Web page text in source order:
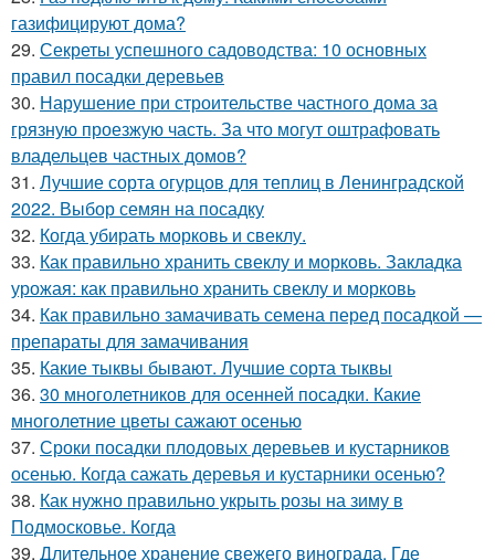
газифицируют дома?
29. Секреты успешного садоводства: 10 основных
правил посадки деревьев
30. Нарушение при строительстве частного дома за
грязную проезжую часть. За что могут оштрафовать
владельцев частных домов?
31. Лучшие сорта огурцов для теплиц в Ленинградской
2022. Выбор семян на посадку
32. Когда убирать морковь и свеклу.
33. Как правильно хранить свеклу и морковь. Закладка
урожая: как правильно хранить свеклу и морковь
34. Как правильно замачивать семена перед посадкой —
препараты для замачивания
35. Какие тыквы бывают. Лучшие сорта тыквы
36. 30 многолетников для осенней посадки. Какие
многолетние цветы сажают осенью
37. Сроки посадки плодовых деревьев и кустарников
осенью. Когда сажать деревья и кустарники осенью?
38. Как нужно правильно укрыть розы на зиму в
Подмосковье. Когда
39. Длительное хранение свежего винограда. Где